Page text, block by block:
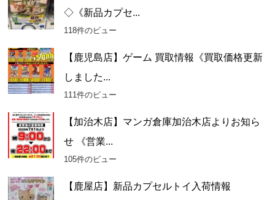
◇《新品カプセ...
118件のビュー
【鹿児島店】ゲーム 買取情報《買取価格更新
しました...
111件のビュー
【加治木店】マンガ倉庫加治木店よりお知ら
せ 《営業...
105件のビュー
【鹿屋店】新品カプセルトイ入荷情報